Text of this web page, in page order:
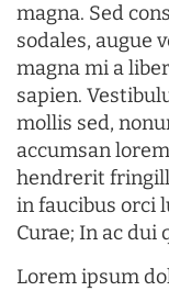
magna. Sed
sodales, augue
magna mi a
sapien.
mollis sed,
accumsan
hendrerit
in faucibus orci
Curae; In ac dui
Lorem ipsum